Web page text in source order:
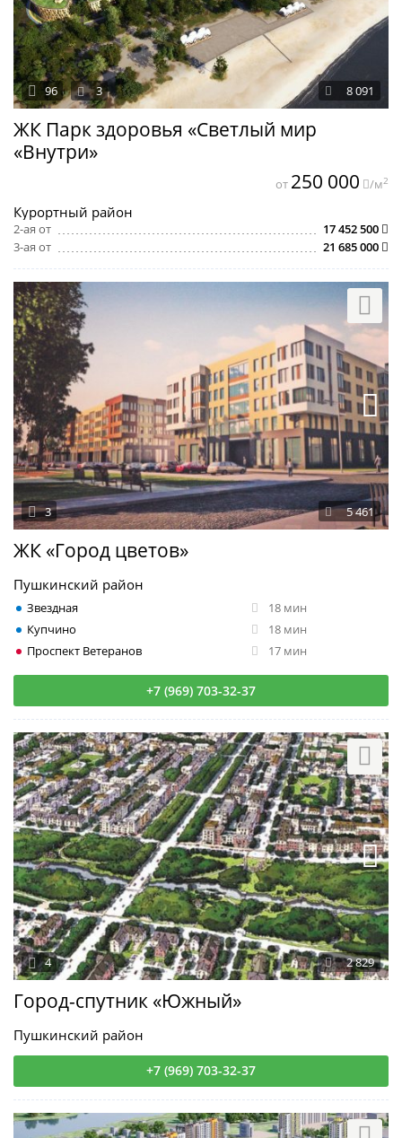
ЖК Парк здоровья «Светлый мир
«Внутри»
8 091
96 3
Курортный район
2-ая от
17 452 500
3-ая от
21 685 000
от 250 000 /м2
ЖК «Город цветов»
5 461
3
Пушкинский район
Звездная
18 мин
Купчино
18 мин
Проспект Ветеранов
17 мин
+7 (969) 703-32-37
Город-спутник «Южный»
2 829
4
Пушкинский район
+7 (969) 703-32-37